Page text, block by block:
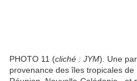
PHOTO 11 (cliché : JYM). Une
provenance des îles tropicales